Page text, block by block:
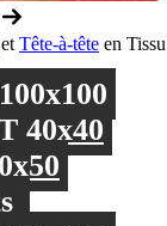
et Tête-à-tête en Tissu
40x40